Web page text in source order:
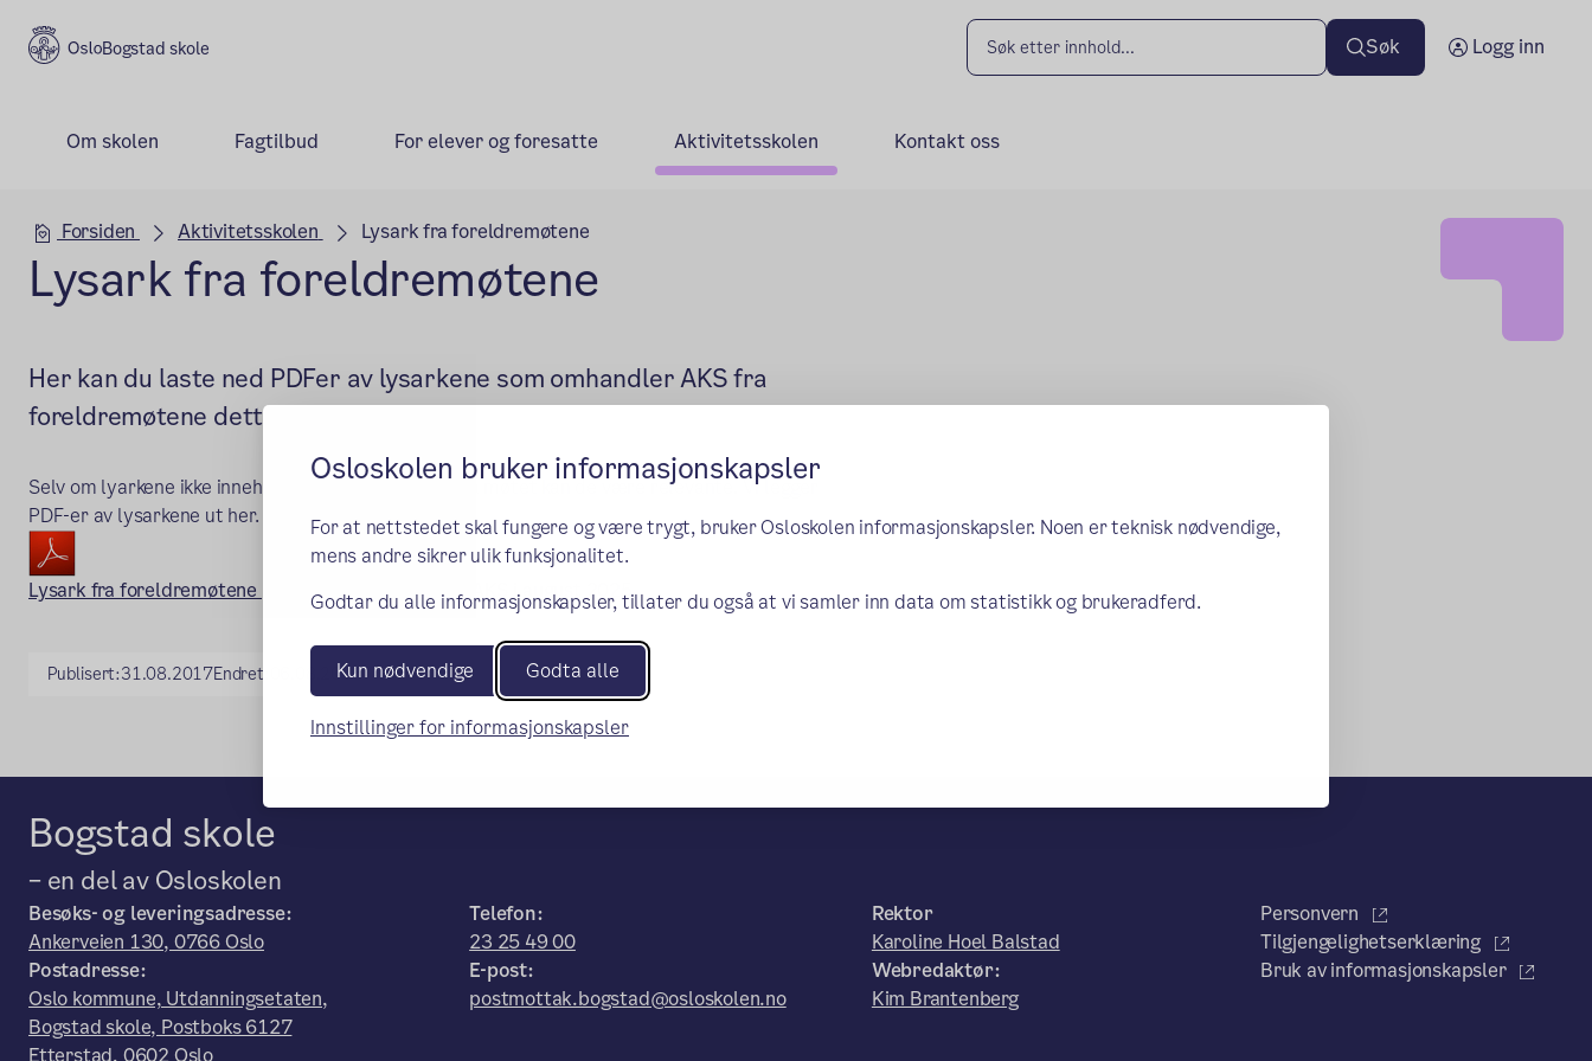
Osloskolen bruker informasjonskapsler
For at nettstedet skal fungere og være trygt, bruker Osloskolen informasjonskapsler. Noen er teknisk nødvendige,
mens andre sikrer ulik funksjonalitet.
Godtar du alle informasjonskapsler, tillater du også at vi samler inn data om statistikk og brukeradferd.
Kun nødvendige Godta alle
Innstillinger for informasjonskapsler
Bogstad skole Søk Logg inn
Om skolen Fagtilbud For elever og foresatte Aktivitetsskolen Kontakt oss
Hovedseksjon
Forsiden Aktivitetsskolen Lysark fra foreldremøtene
Lysark fra foreldremøtene
Her kan du laste ned PDFer av lysarkene som omhandler AKS fra
foreldremøtene dette skoleåret
Selv om lyarkene ikke inneholder alt som ble sagt på møtet kan de være relevante. Vi legger
PDF-er av lysarkene ut her.
Lysark fra foreldremøtene på oppstartsdagene for AKS i august 2025
Publisert:31.08.2017Endret: 06.08.2025
Bogstad skole
– en del av Osloskolen
Besøks- og leveringsadresse:
Ankerveien 130, 0766 Oslo
Postadresse:
Oslo kommune, Utdanningsetaten,
Bogstad skole, Postboks 6127
Telefon:
23 25 49 00
E-post:
postmottak.bogstad@osloskolen.no
Rektor
Karoline Hoel Balstad
Webredaktør:
Kim Brantenberg
Personvern
Tilgjengelighetserklæring
Bruk av informasjonskapsler